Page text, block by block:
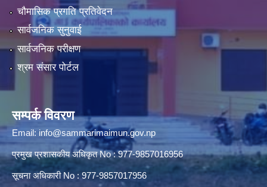
चौमासिक प्रगति प्रतिवेदन
सार्वजनिक सुनुवाई
सार्वजनिक परीक्षण
श्रम संसार पोर्टल
सम्पर्क विवरण
Email: info@sammarimaimun.gov.np
प्रमुख प्रशासकीय अधिकृत No : 977-9857016956
सूचना अधिकारी No : 977-9857017956